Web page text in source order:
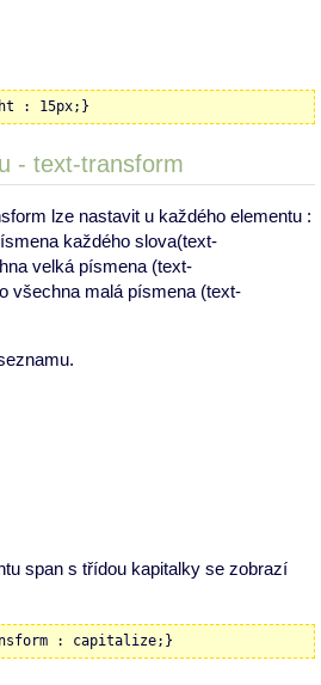
: 15px;}
- text-transform
lze nastavit u každého elementu :
každého slova(text-
velká písmena (text-
všechna malá písmena (text-
span s třídou kapitalky se zobrazí
: capitalize;}